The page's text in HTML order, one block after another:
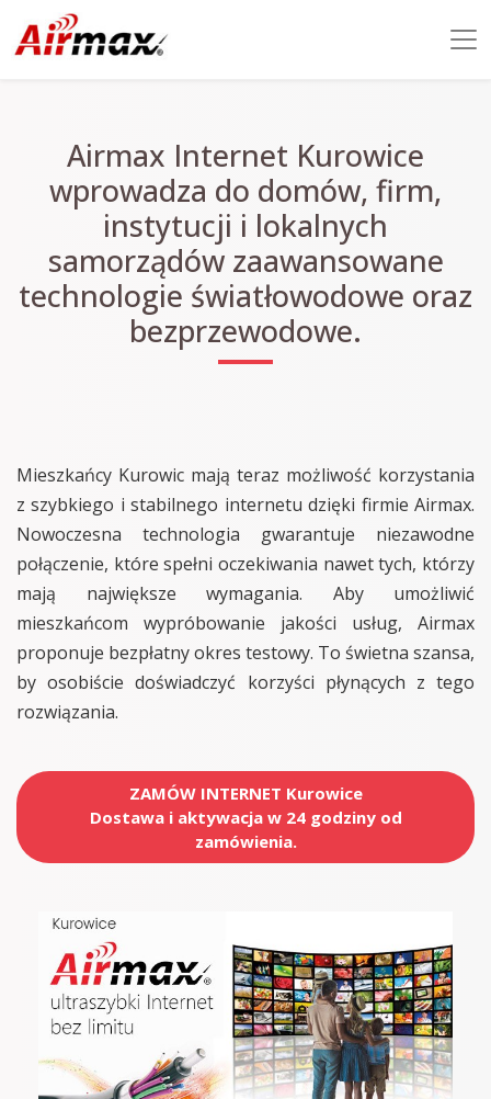
Airmax Internet Kurowice
wprowadza do domów, firm,
instytucji i lokalnych
samorządów zaawansowane
technologie światłowodowe oraz
bezprzewodowe.
Mieszkańcy Kurowic mają teraz możliwość korzystania
z szybkiego i stabilnego internetu dzięki firmie Airmax.
Nowoczesna technologia gwarantuje niezawodne
połączenie, które spełni oczekiwania nawet tych, którzy
mają największe wymagania. Aby umożliwić
mieszkańcom wypróbowanie jakości usług, Airmax
proponuje bezpłatny okres testowy. To świetna szansa,
by osobiście doświadczyć korzyści płynących z tego
rozwiązania.
ZAMÓW INTERNET Kurowice
Dostawa i aktywacja w 24 godziny od
zamówienia.